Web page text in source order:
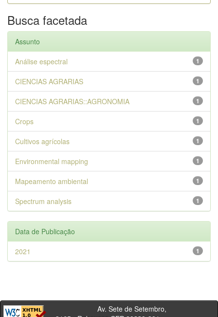
Busca facetada
Assunto
1
Análise espectral
1
CIENCIAS AGRARIAS
1
CIENCIAS AGRARIAS::AGRONOMIA
1
Crops
1
Cultivos agrícolas
1
Environmental mapping
1
Mapeamento ambiental
1
Spectrum analysis
Data de Publicação
1
2021
Av. Sete de Setembro,